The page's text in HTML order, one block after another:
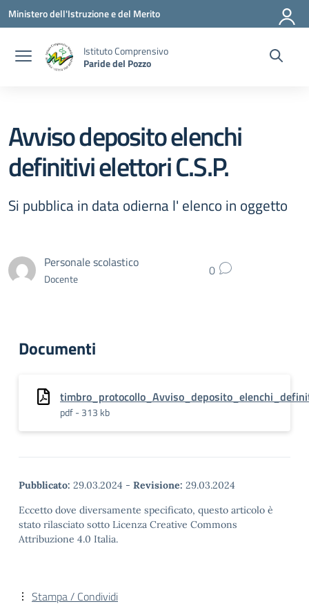
Vai ai contenuti
Vai al menu di navigazione
Vai al footer
Ministero dell'Istruzione e del Merito
Istituto Comprensivo
Paride del Pozzo
Avviso deposito elenchi
definitivi elettori C.S.P.
Si pubblica in data odierna l' elenco in oggetto
Personale scolastico
Docente 0
Documenti
pdf - 313 kb
Pubblicato: 29.03.2024 - Revisione: 29.03.2024
Eccetto dove diversamente specificato, questo articolo è
stato rilasciato sotto Licenza Creative Commons
Attribuzione 4.0 Italia.
Stampa / Condividi